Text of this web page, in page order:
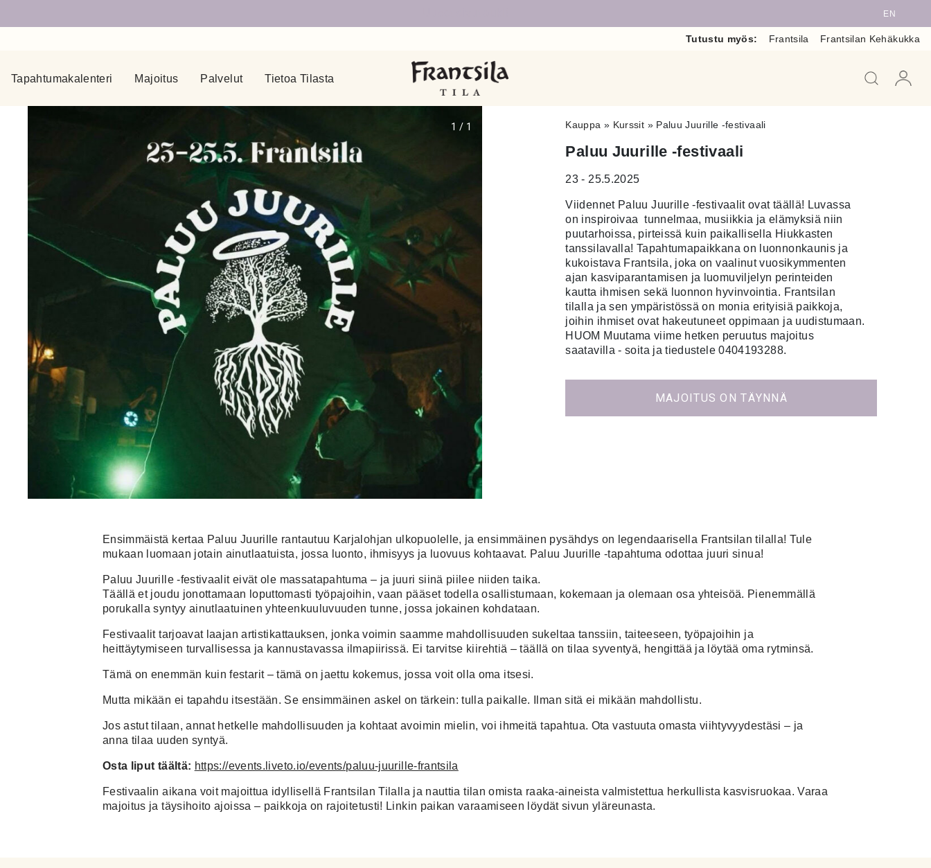
EN
Tutustu myös: Frantsila Frantsilan Kehäkukka
Tapahtumakalenteri Majoitus Palvelut Tietoa Tilasta When
1 / 1 Kauppa » Kurssit » Paluu Juurille -festivaali
Paluu Juurille -festivaali
23 - 25.5.2025
Viidennet Paluu Juurille -festivaalit ovat täällä! Luvassa
on inspiroivaa tunnelmaa, musiikkia ja elämyksiä niin
puutarhoissa, pirteissä kuin paikallisella Hiukkasten
tanssilavalla! Tapahtumapaikkana on luonnonkaunis ja
kukoistava Frantsila, joka on vaalinut vuosikymmenten
ajan kasviparantamisen ja luomuviljelyn perinteiden
kautta ihmisen sekä luonnon hyvinvointia. Frantsilan
tilalla ja sen ympäristössä on monia erityisiä paikkoja,
joihin ihmiset ovat hakeutuneet oppimaan ja uudistumaan.
HUOM Muutama viime hetken peruutus majoitus
saatavilla - soita ja tiedustele 0404193288.
MAJOITUS ON TÄYNNÄ
Ensimmäistä kertaa Paluu Juurille rantautuu Karjalohjan ulkopuolelle, ja ensimmäinen pysähdys on legendaarisella Frantsilan tilalla! Tule
mukaan luomaan jotain ainutlaatuista, jossa luonto, ihmisyys ja luovuus kohtaavat. Paluu Juurille -tapahtuma odottaa juuri sinua!
Paluu Juurille -festivaalit eivät ole massatapahtuma – ja juuri siinä piilee niiden taika.
Täällä et joudu jonottamaan loputtomasti työpajoihin, vaan pääset todella osallistumaan, kokemaan ja olemaan osa yhteisöä. Pienemmällä
porukalla syntyy ainutlaatuinen yhteenkuuluvuuden tunne, jossa jokainen kohdataan.
Festivaalit tarjoavat laajan artistikattauksen, jonka voimin saamme mahdollisuuden sukeltaa tanssiin, taiteeseen, työpajoihin ja
heittäytymiseen turvallisessa ja kannustavassa ilmapiirissä. Ei tarvitse kiirehtiä – täällä on tilaa syventyä, hengittää ja löytää oma rytminsä.
Tämä on enemmän kuin festarit – tämä on jaettu kokemus, jossa voit olla oma itsesi.
Mutta mikään ei tapahdu itsestään. Se ensimmäinen askel on tärkein: tulla paikalle. Ilman sitä ei mikään mahdollistu.
Jos astut tilaan, annat hetkelle mahdollisuuden ja kohtaat avoimin mielin, voi ihmeitä tapahtua. Ota vastuuta omasta viihtyvyydestäsi – ja
anna tilaa uuden syntyä.
Osta liput täältä: https://events.liveto.io/events/paluu-juurille-frantsila
Festivaalin aikana voit majoittua idyllisellä Frantsilan Tilalla ja nauttia tilan omista raaka-aineista valmistettua herkullista kasvisruokaa. Varaa
majoitus ja täysihoito ajoissa – paikkoja on rajoitetusti! Linkin paikan varaamiseen löydät sivun yläreunasta.